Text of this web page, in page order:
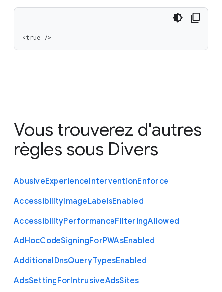
<true />
Vous trouverez d'autres
règles sous Divers
AbusiveExperienceInterventionEnforce
AccessibilityImageLabelsEnabled
AccessibilityPerformanceFilteringAllowed
AdHocCodeSigningForPWAsEnabled
AdditionalDnsQueryTypesEnabled
AdsSettingForIntrusiveAdsSites